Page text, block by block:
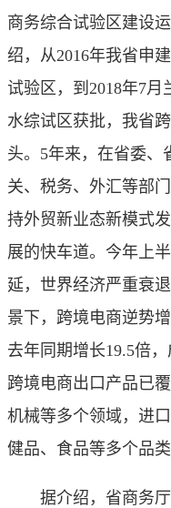
商务综合试验区建设
绍，从2016年我省申
试验区，到2018年7
水综试区获批，我省
头。5年来，在省委、
关、税务、外汇等部
持外贸新业态新模式
展的快车道。今年上
延，世界经济严重衰
景下，跨境电商逆势
去年同期增长19.5倍
跨境电商出口产品已
机械等多个领域，进
健品、食品等多个品类
据介绍，省商务厅